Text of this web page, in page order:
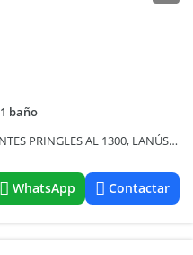
1 baño
DEPARTAMENTO EN VENTA 3 AMBIENTES PRINGLES AL 1300, LANÚS ES
WhatsApp Contactar